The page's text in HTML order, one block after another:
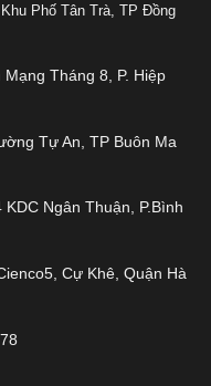
Phố Tân Trà, TP Đồng
Tháng 8, P. Hiệp
Tự An, TP Buôn Ma
Ngân Thuận, P.Bình
Cự Khê, Quận Hà